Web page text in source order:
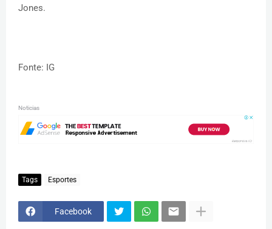
Jones.
Fonte: IG
Noticias
Tags Esportes
Facebook